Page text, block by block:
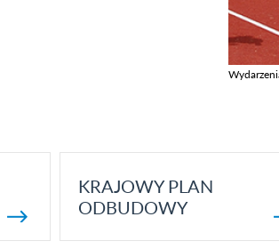
KRAJOWY PLAN
ODBUDOWY